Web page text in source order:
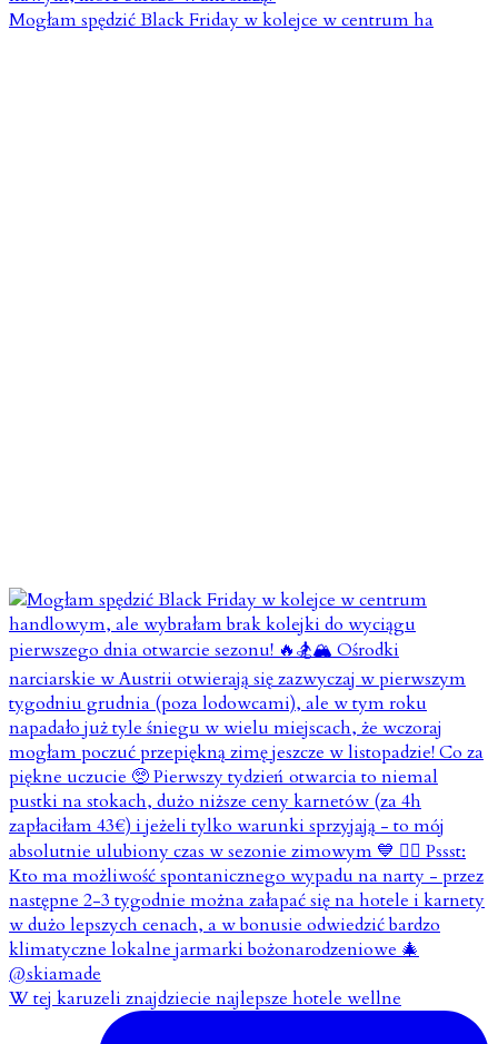
Mogłam spędzić Black Friday w kolejce w centrum ha
W tej karuzeli znajdziecie najlepsze hotele wellne